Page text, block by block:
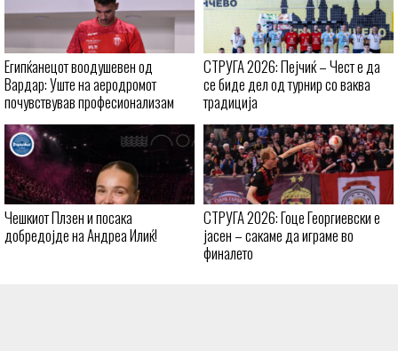
Египќанецот воодушевен од
Вардар: Уште на аеродромот
почувствував професионализам
СТРУГА 2026: Пејчиќ – Чест е да
се биде дел од турнир со ваква
традиција
Чешкиот Плзен и посака
добредојде на Андреа Илиќ!
СТРУГА 2026: Гоце Георгиевски е
јасен – сакаме да играме во
финалето